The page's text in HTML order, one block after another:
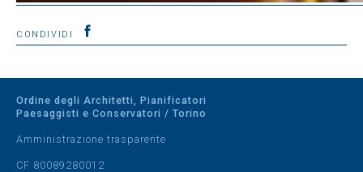
CONDIVIDI
Ordine degli Architetti, Pianificatori
Paesaggisti e Conservatori / Torino
Amministrazione trasparente
CF 80089280012